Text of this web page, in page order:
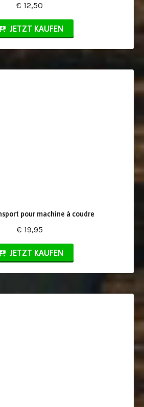
€ 12,50
JETZT KAUFEN
pour machine à coudre
€ 19,95
JETZT KAUFEN